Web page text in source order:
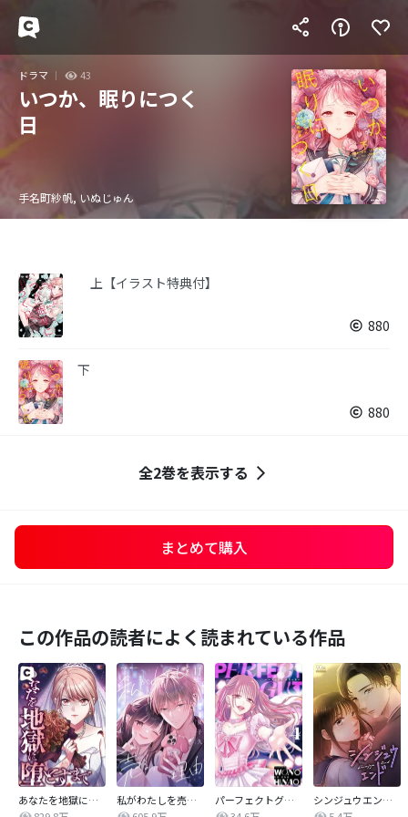
ドラマ 43
いつか、眠りにつく
日
手名町紗帆, いぬじゅん
上【イラスト特典付】
880
下
880
全2巻を表示する
まとめて購入
この作品の読者によく読まれている作品
あなたを地獄に堕とすまで
私がわたしを売る理由
パーフェクトグリッター
シンジュウエンド【タテヨミ】